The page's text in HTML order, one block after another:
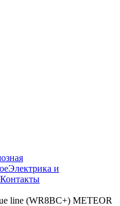
Электрика и
Контакты